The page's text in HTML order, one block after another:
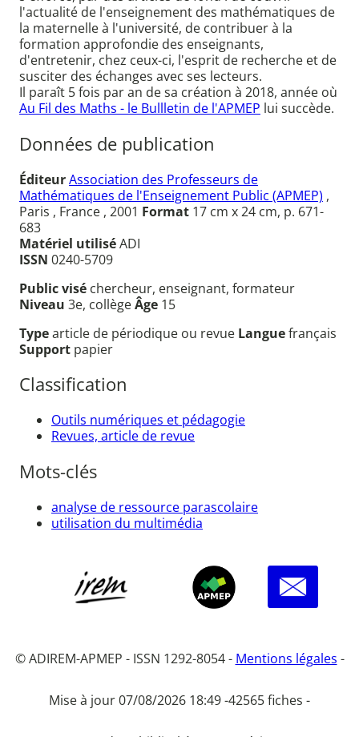
l'actualité de l'enseignement des mathématiques de
la maternelle à l'université, de contribuer à la
formation approfondie des enseignants,
d'entretenir, chez ceux-ci, l'esprit de recherche et de
susciter des échanges avec ses lecteurs.
Il paraît 5 fois par an de sa création à 2018, année où
Au Fil des Maths - le Bullletin de l'APMEP lui succède.
Données de publication
ÉditeurAssociation des Professeurs de
Mathématiques de l'Enseignement Public (APMEP) ,
Paris , France , 2001 Format 17 cm x 24 cm, p. 671-
683
Matériel utiliséADI
ISSN 0240-5709
Public visé chercheur, enseignant, formateur
Niveau 3e, collègeÂge 15
Typearticle de périodique ou revue Languefrançais
Support papier
Classification
Outils numériques et pédagogie
Revues, article de revue
Mots-clés
analyse de ressource parascolaire
utilisation du multimédia
© ADIREM-APMEP - ISSN 1292-8054 - Mentions légales -
Mise à jour 07/08/2026 18:49 -42565 fiches -